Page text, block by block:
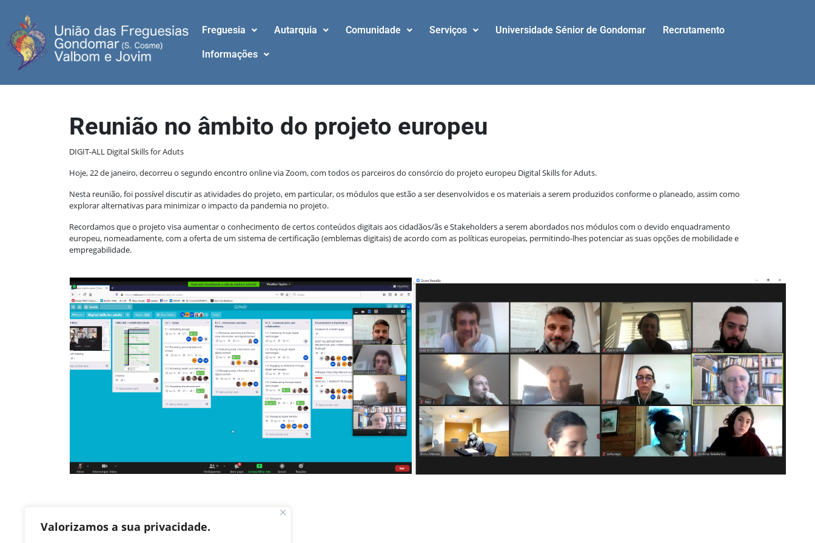
Valorizamos a sua privacidade.
Freguesia Autarquia Comunidade Serviços Universidade Sénior de Gondomar Recrutamento
Informações
Reunião no âmbito do projeto europeu
DIGIT-ALL Digital Skills for Aduts
Hoje, 22 de janeiro, decorreu o segundo encontro online via Zoom, com todos os parceiros do consórcio do projeto europeu Digital Skills for Aduts.
Nesta reunião, foi possível discutir as atividades do projeto, em particular, os módulos que estão a ser desenvolvidos e os materiais a serem produzidos conforme o planeado, assim como
explorar alternativas para minimizar o impacto da pandemia no projeto.
Recordamos que o projeto visa aumentar o conhecimento de certos conteúdos digitais aos cidadãos/ãs e Stakeholders a serem abordados nos módulos com o devido enquadramento
europeu, nomeadamente, com a oferta de um sistema de certificação (emblemas digitais) de acordo com as políticas europeias, permitindo-lhes potenciar as suas opções de mobilidade e
empregabilidade.